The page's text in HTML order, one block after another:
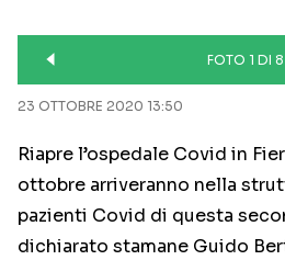
FOTO 1 DI 8
23 OTTOBRE 2020 13:50
Riapre l’ospedale Covid in
ottobre arriveranno nella
pazienti Covid di questa
dichiarato stamane Guido